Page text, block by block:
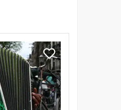
Bekijk
Jordaanwandeling